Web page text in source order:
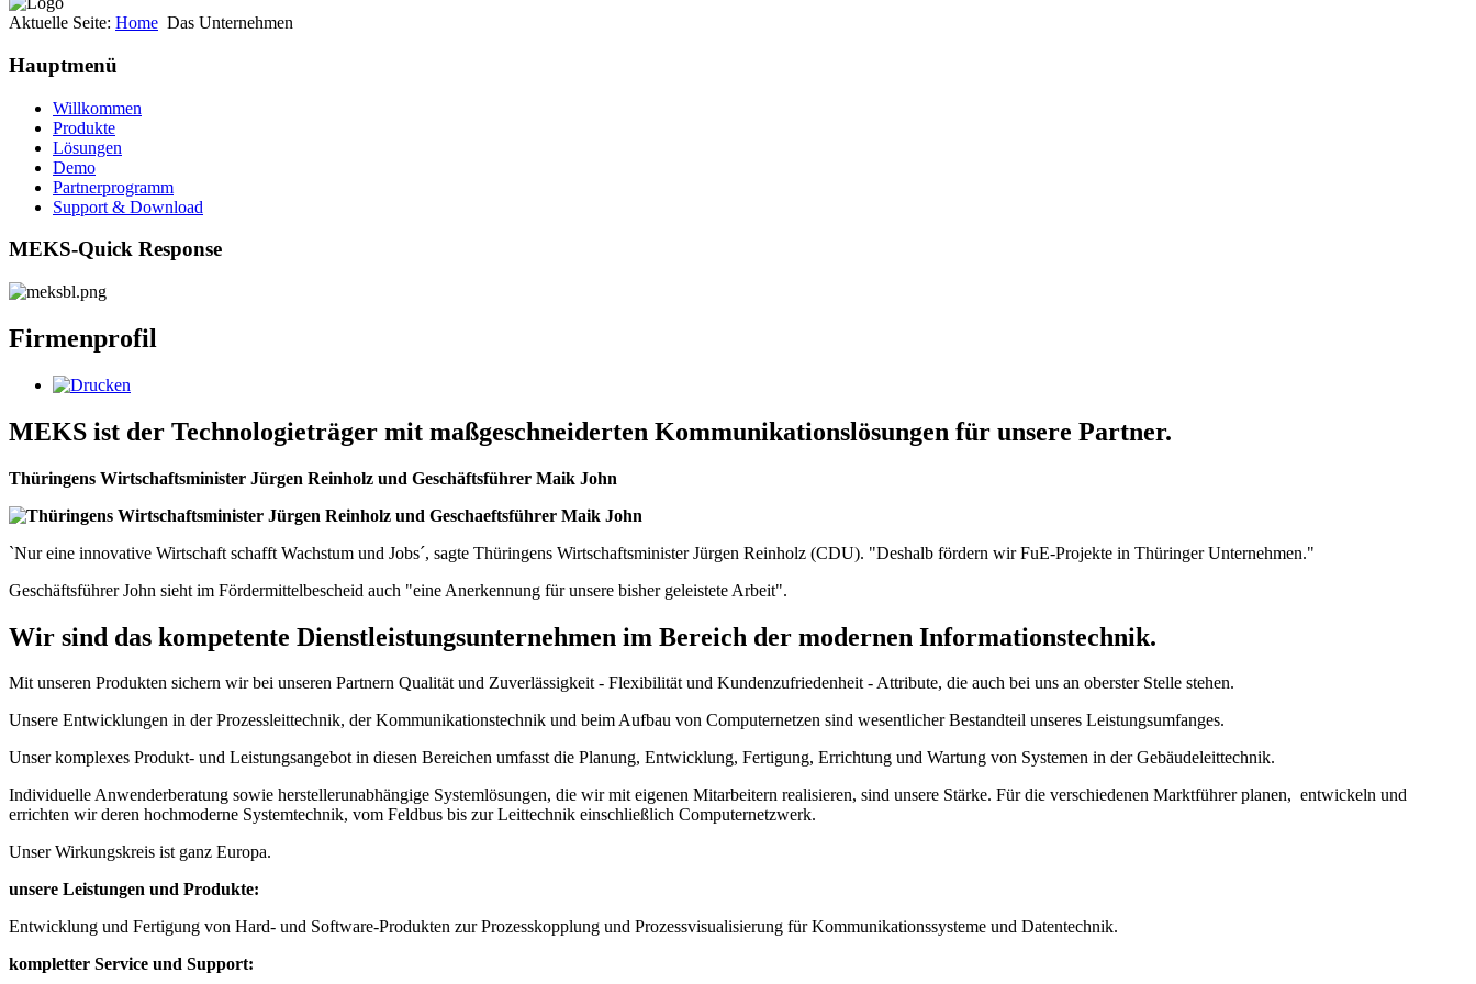
Aktuelle Seite: Home Das Unternehmen
Hauptmenü
Willkommen
Produkte
Lösungen
Demo
Partnerprogramm
Support & Download
MEKS-Quick Response
Firmenprofil
MEKS ist der Technologieträger mit maßgeschneiderten Kommunikationslösungen für unsere Partner.
Thüringens Wirtschaftsminister Jürgen Reinholz und Geschäftsführer Maik John
`Nur eine innovative Wirtschaft schafft Wachstum und Jobs´, sagte Thüringens Wirtschaftsminister Jürgen Reinholz (CDU). "Deshalb fördern wir FuE-Projekte in Thüringer Unternehmen."
Geschäftsführer John sieht im Fördermittelbescheid auch "eine Anerkennung für unsere bisher geleistete Arbeit".
Wir sind das kompetente Dienstleistungsunternehmen im Bereich der modernen Informationstechnik.
Mit unseren Produkten sichern wir bei unseren Partnern Qualität und Zuverlässigkeit - Flexibilität und Kundenzufriedenheit - Attribute, die auch bei uns an oberster Stelle stehen.
Unsere Entwicklungen in der Prozessleittechnik, der Kommunikationstechnik und beim Aufbau von Computernetzen sind wesentlicher Bestandteil unseres Leistungsumfanges.
Unser komplexes Produkt- und Leistungsangebot in diesen Bereichen umfasst die Planung, Entwicklung, Fertigung, Errichtung und Wartung von Systemen in der Gebäudeleittechnik.
Individuelle Anwenderberatung sowie herstellerunabhängige Systemlösungen, die wir mit eigenen Mitarbeitern realisieren, sind unsere Stärke. Für die verschiedenen Marktführer planen, entwickeln und
errichten wir deren hochmoderne Systemtechnik, vom Feldbus bis zur Leittechnik einschließlich Computernetzwerk.
Unser Wirkungskreis ist ganz Europa.
unsere Leistungen und Produkte:
Entwicklung und Fertigung von Hard- und Software-Produkten zur Prozesskopplung und Prozessvisualisierung für Kommunikationssysteme und Datentechnik.
kompletter Service und Support: